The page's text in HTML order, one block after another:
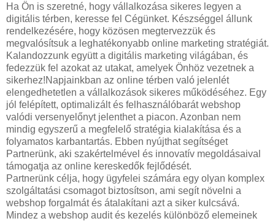
Ha Ön is szeretné, hogy vállalkozása sikeres legyen a
digitális térben, keresse fel Cégünket. Készséggel állunk
rendelkezésére, hogy közösen megtervezzük és
megvalósítsuk a leghatékonyabb online marketing stratégiát.
Kalandozzunk együtt a digitális marketing világában, és
fedezzük fel azokat az utakat, amelyek Önhöz vezetnek a
sikerhez!Napjainkban az online térben való jelenlét
elengedhetetlen a vállalkozások sikeres működéséhez. Egy
jól felépített, optimalizált és felhasználóbarát webshop
valódi versenyelőnyt jelenthet a piacon. Azonban nem
mindig egyszerű a megfelelő stratégia kialakítása és a
folyamatos karbantartás. Ebben nyújthat segítséget
Partnerünk, aki szakértelmével és innovatív megoldásaival
támogatja az online kereskedők fejlődését.
Partnerünk célja, hogy ügyfelei számára egy olyan komplex
szolgáltatási csomagot biztosítson, ami segít növelni a
webshop forgalmát és átalakítani azt a siker kulcsává.
Mindez a webshop audit és kezelés különböző elemeinek